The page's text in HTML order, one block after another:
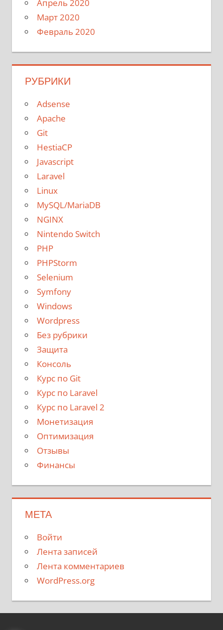
Апрель 2020
Март 2020
Февраль 2020
РУБРИКИ
Adsense
Apache
Git
HestiaCP
Javascript
Laravel
Linux
MySQL/MariaDB
NGINX
Nintendo Switch
PHP
PHPStorm
Selenium
Symfony
Windows
Wordpress
Без рубрики
Защита
Консоль
Курс по Git
Курс по Laravel
Курс по Laravel 2
Монетизация
Оптимизация
Отзывы
Финансы
МЕТА
Войти
Лента записей
Лента комментариев
WordPress.org